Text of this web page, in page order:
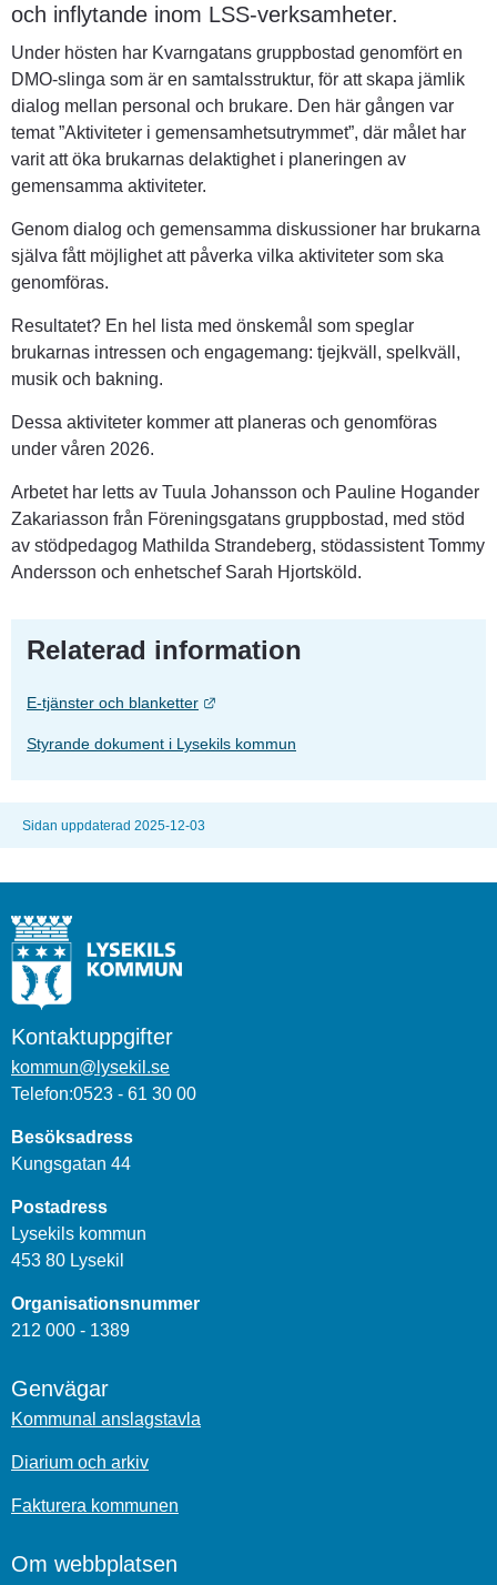
och inflytande inom LSS-verksamheter.
Under hösten har Kvarngatans gruppbostad genomfört en
DMO-slinga som är en samtalsstruktur, för att skapa jämlik
dialog mellan personal och brukare. Den här gången var
temat ”Aktiviteter i gemensamhetsutrymmet”, där målet har
varit att öka brukarnas delaktighet i planeringen av
gemensamma aktiviteter.
Genom dialog och gemensamma diskussioner har brukarna
själva fått möjlighet att påverka vilka aktiviteter som ska
genomföras.
Resultatet? En hel lista med önskemål som speglar
brukarnas intressen och engagemang: tjejkväll, spelkväll,
musik och bakning.
Dessa aktiviteter kommer att planeras och genomföras
under våren 2026.
Arbetet har letts av Tuula Johansson och Pauline Hogander
Zakariasson från Föreningsgatans gruppbostad, med stöd
av stödpedagog Mathilda Strandeberg, stödassistent Tommy
Andersson och enhetschef Sarah Hjortsköld.
Relaterad information
E-tjänster och blanketter Länk till annan webbplats.
Styrande dokument i Lysekils kommun
Sidan uppdaterad 2025-12-03
Kontaktuppgifter
kommun@lysekil.se
Telefon:0523 - 61 30 00
Besöksadress
Kungsgatan 44
Postadress
Lysekils kommun
453 80 Lysekil
Organisationsnummer
212 000 - 1389
Genvägar
Kommunal anslagstavla
Diarium och arkiv
Fakturera kommunen
Om webbplatsen